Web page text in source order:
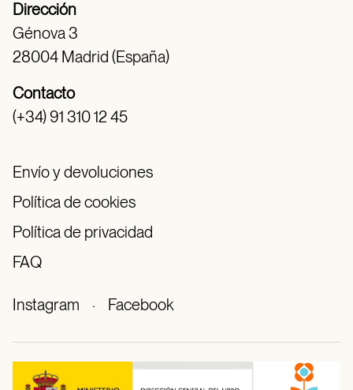
Dirección
Génova 3
28004 Madrid (España)
Contacto
(+34) 91 310 12 45
Envío y devoluciones
Política de cookies
Política de privacidad
FAQ
Instagram · Facebook